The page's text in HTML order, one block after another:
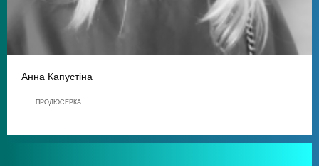
Анна Капустіна
ПРОДЮСЕРКА